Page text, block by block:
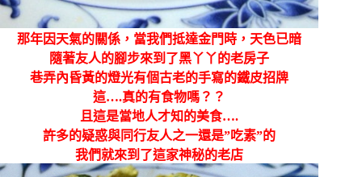
那年因天氣的關係，當我們抵達金門時，天色已暗
隨著友人的腳步來到了黑丫丫的老房子
巷弄內昏黃的燈光有個古老的手寫的鐵皮招牌
這….真的有食物嗎？？
且這是當地人才知的美食….
許多的疑惑與同行友人之一還是”吃素”的
我們就來到了這家神秘的老店